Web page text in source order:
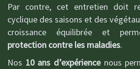
Par contre, cet entretien doit
cyclique des saisons et des
croissance équilibrée et
protection contre les maladies.
Nos 10 ans d’expériencenous